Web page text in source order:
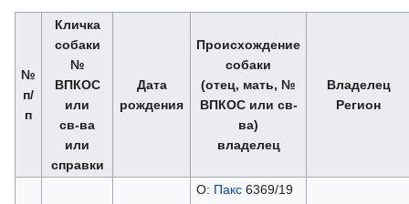
№
п/
п
Кличка
собаки
№
ВПКОС
или
св-ва
или
справки
Дата
рождения
Происхождение
собаки
(отец, мать, №
ВПКОС или св-
ва)
владелец
Владелец
Регион
О: Пакс6369/19